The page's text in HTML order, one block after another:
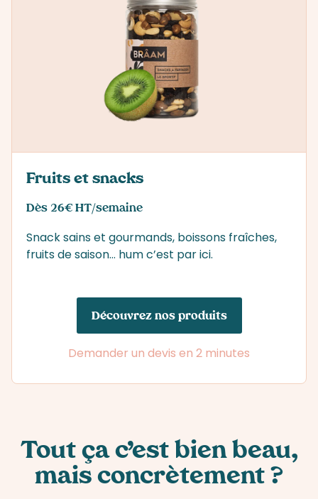
Fruits et snacks
Dès 26€ HT/semaine
Snack sains et gourmands, boissons fraîches,
fruits de saison… hum c’est par ici.
Découvrez nos produits
Demander un devis en 2 minutes
Tout ça c’est bien beau,
mais concrètement ?